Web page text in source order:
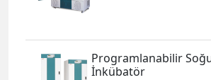
Programlanabilir
İnkübatör